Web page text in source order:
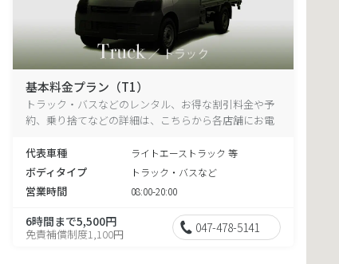
基本料金プラン（T1）
トラック・バスなどのレンタル、お得な割引料金や予
約、乗り捨てなどの詳細は、こちらから各店舗にお電
代表車種
ライトエーストラック 等
ボディタイプ トラック・バスなど
営業時間 08:00-20:00
6時間まで5,500円
免責補償制度1,100円 047-478-5141